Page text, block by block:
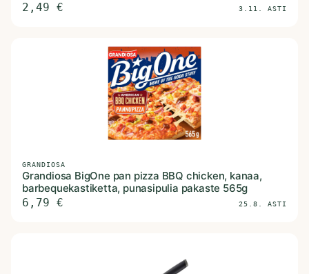
2,49 € 3.11. ASTI
GRANDIOSA
Grandiosa BigOne pan pizza BBQ chicken, kanaa,
barbequekastiketta, punasipulia pakaste 565g
6,79 € 25.8. ASTI